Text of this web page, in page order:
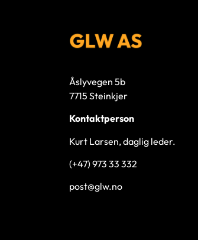
Åslyvegen 5b
7715 Steinkjer
Kontaktperson
Kurt Larsen, daglig leder.
(+47) 973 33 332
post@glw.no